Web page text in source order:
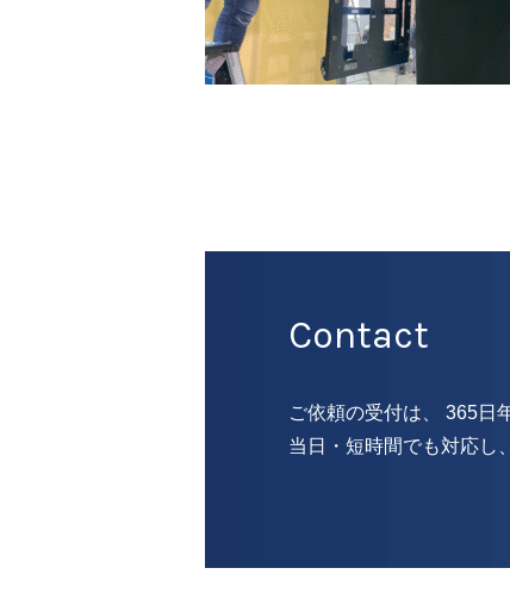
Contact
ご依頼の受付は、 365日
当日・短時間でも対応し